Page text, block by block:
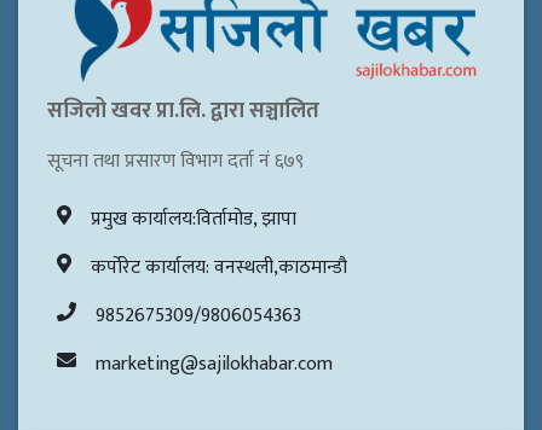
सजिलो खवर प्रा.लि. द्वारा सञ्चालित
सूचना तथा प्रसारण विभाग दर्ता नं ६७९
प्रमुख कार्यालय:विर्तामोड, झापा
कर्पोरेट कार्यालय: वनस्थली,काठमान्डौ
9852675309/9806054363
marketing@sajilokhabar.com